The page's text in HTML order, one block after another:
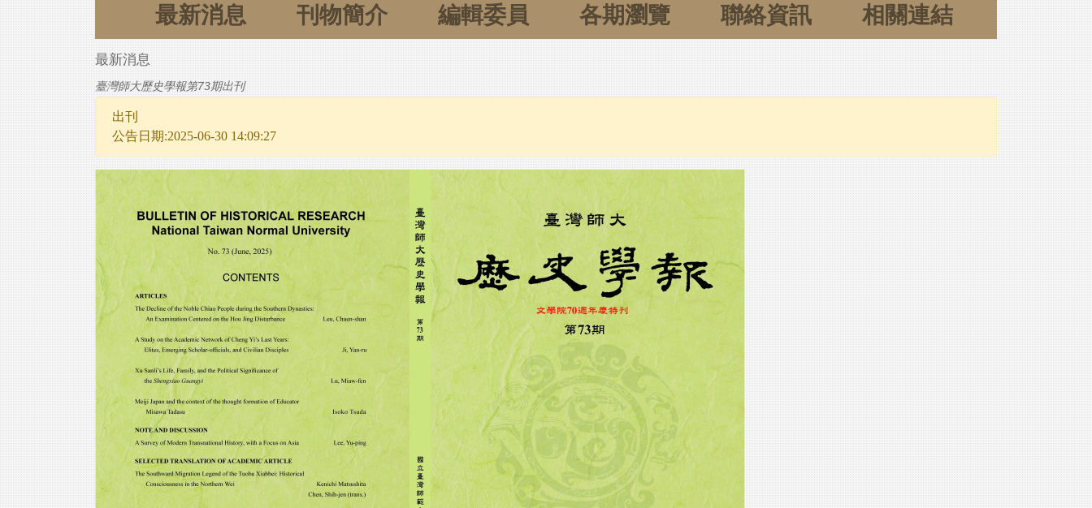
最新消息 刊物簡介 編輯委員 各期瀏覽 聯絡資訊 相關連結
最新消息
臺灣師大歷史學報第73期出刊
出刊
公告日期:2025-06-30 14:09:27